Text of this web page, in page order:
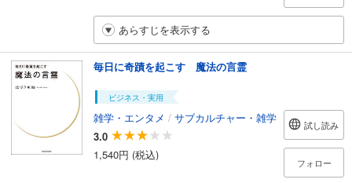
あらすじを表示する
毎日に奇蹟を起こす 魔法の言霊
ビジネス・実用
雑学・エンタメ / サブカルチャー・雑学
3.0
1,540円 (税込)
試し読み
フォロー